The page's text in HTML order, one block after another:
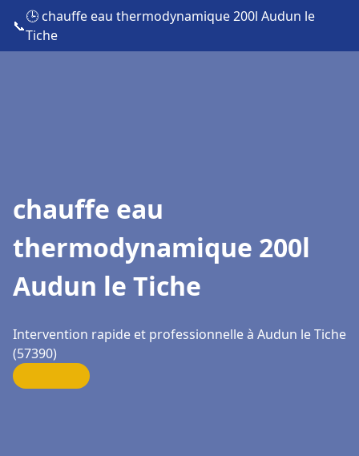
📞
🕒 chauffe eau thermodynamique 200l Audun le
Tiche
chauffe eau
thermodynamique 200l
Audun le Tiche
Intervention rapide et professionnelle à Audun le Tiche
(57390)